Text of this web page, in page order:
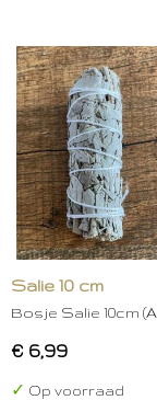
Salie 10 cm
Bosje Salie 10cm
€ 6,99
✓ Op voorraad